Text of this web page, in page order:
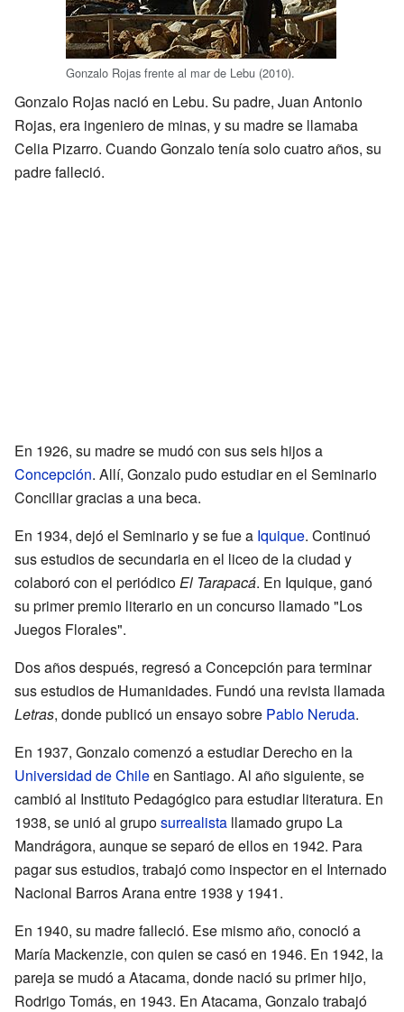
Gonzalo Rojas frente al mar de Lebu (2010).
Gonzalo Rojas nació en Lebu. Su padre, Juan Antonio
Rojas, era ingeniero de minas, y su madre se llamaba
Celia Pizarro. Cuando Gonzalo tenía solo cuatro años, su
padre falleció.
En 1926, su madre se mudó con sus seis hijos a
Concepción. Allí, Gonzalo pudo estudiar en el Seminario
Conciliar gracias a una beca.
En 1934, dejó el Seminario y se fue a Iquique. Continuó
sus estudios de secundaria en el liceo de la ciudad y
colaboró con el periódicoEl Tarapacá. En Iquique, ganó
su primer premio literario en un concurso llamado "Los
Juegos Florales".
Dos años después, regresó a Concepción para terminar
sus estudios de Humanidades. Fundó una revista llamada
Letras, donde publicó un ensayo sobre Pablo Neruda.
En 1937, Gonzalo comenzó a estudiar Derecho en la
Universidad de Chileen Santiago. Al año siguiente, se
cambió al Instituto Pedagógico para estudiar literatura. En
1938, se unió al gruposurrealista llamado grupo La
Mandrágora, aunque se separó de ellos en 1942. Para
pagar sus estudios, trabajó como inspector en el Internado
Nacional Barros Arana entre 1938 y 1941.
En 1940, su madre falleció. Ese mismo año, conoció a
María Mackenzie, con quien se casó en 1946. En 1942, la
pareja se mudó a Atacama, donde nació su primer hijo,
Rodrigo Tomás, en 1943. En Atacama, Gonzalo trabajó